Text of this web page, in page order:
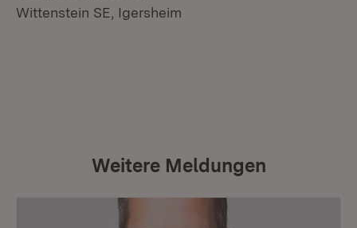
Wittenstein SE, Igersheim
Weitere Meldungen